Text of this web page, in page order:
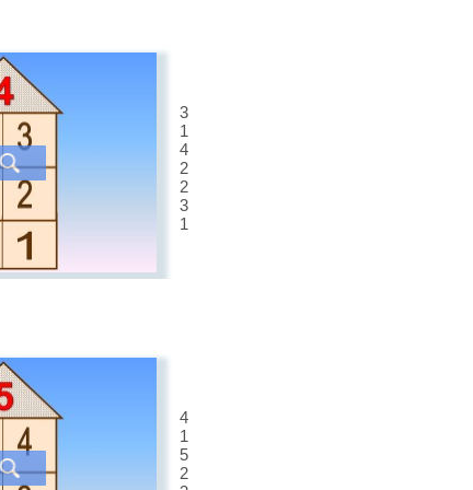
3
1
4
2
2
3
1
4
1
5
2